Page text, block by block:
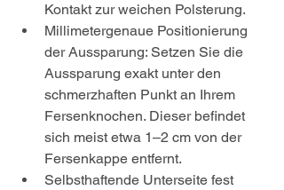
Kontakt zur weichen Polsterung.
Millimetergenaue Positionierung
der Aussparung: Setzen Sie die
Aussparung exakt unter den
schmerzhaften Punkt an Ihrem
Fersenknochen. Dieser befindet
sich meist etwa 1–2 cm von der
Fersenkappe entfernt.
Selbsthaftende Unterseite fest